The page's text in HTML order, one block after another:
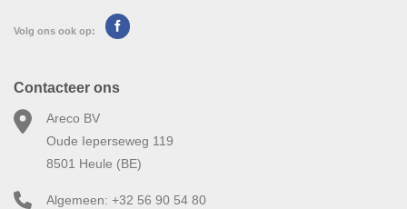
Volg ons ook op:
Contacteer ons
Areco BV
Oude Ieperseweg 119
8501 Heule (BE)
Algemeen: +32 56 90 54 80